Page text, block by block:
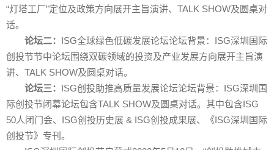
“灯塔工厂”定位及政策方向展开主旨演讲、TALK SHOW及圆桌对
话。
论坛二： ISG全球绿色低碳发展论坛论坛背景：ISG深圳国际
创投节节中论坛围绕双碳领域的投资及产业发展方向展开主旨演
讲、TALK SHOW及圆桌对话。
论坛三： ISG创投助推高质量发展论坛论坛背景：ISG深圳国
际创投节闭幕论坛包含TALK SHOW及圆桌对话。其中包含ISG
50人闭门会、ISG创投历史展 & ISG创投成果展、《ISG深圳国际
创投节》专刊。